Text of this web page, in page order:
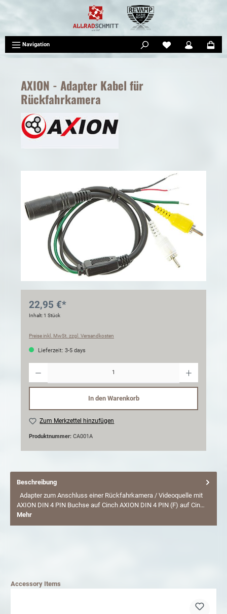
Navigation
AXION - Adapter Kabel für
Rückfahrkamera
22,95 €*
Inhalt:1 Stück
Preise inkl. MwSt. zzgl. Versandkosten
Lieferzeit: 3-5 days
In den Warenkorb
Zum Merkzettel hinzufügen
Produktnummer: CA001A
Beschreibung
Adapter zum Anschluss einer Rückfahrkamera / Videoquelle mit
AXION DIN 4 PIN Buchse auf Cinch AXION DIN 4 PIN (F) auf Cin…
Mehr
Accessory Items